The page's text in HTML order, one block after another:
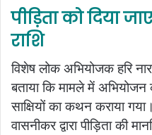
पीड़िता को दिया
राशि
विशेष लोक अभियोजक हरि
बताया कि मामले में
साक्षियों का कथन कराया
वासनीकर द्वारा पीड़िता की